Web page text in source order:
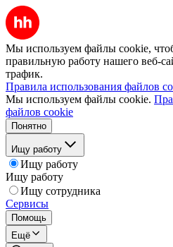
Мы используем файлы cookie,
правильную работу нашего веб-
трафик.
Правила использования файлов
Мы используем файлы cookie.
файлов cookie
Понятно
Ищу работу
Ищу работу
Ищу работу
Ищу сотрудника
Сервисы
Помощь
Ещё